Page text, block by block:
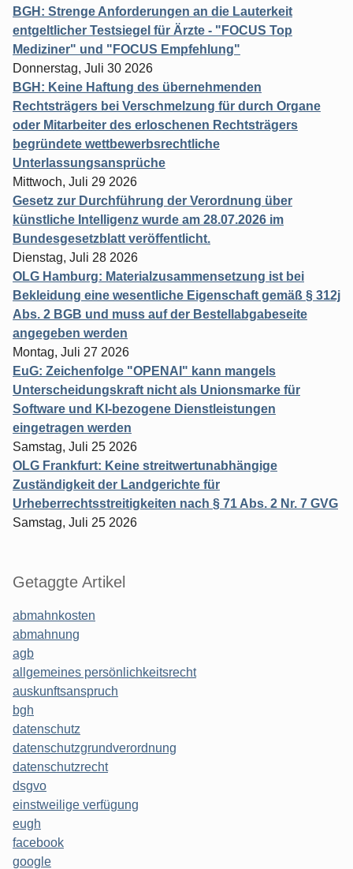
BGH: Strenge Anforderungen an die Lauterkeit
entgeltlicher Testsiegel für Ärzte - "FOCUS Top
Mediziner" und "FOCUS Empfehlung"
Donnerstag, Juli 30 2026
BGH: Keine Haftung des übernehmenden
Rechtsträgers bei Verschmelzung für durch Organe
oder Mitarbeiter des erloschenen Rechtsträgers
begründete wettbewerbsrechtliche
Unterlassungsansprüche
Mittwoch, Juli 29 2026
Gesetz zur Durchführung der Verordnung über
künstliche Intelligenz wurde am 28.07.2026 im
Bundesgesetzblatt veröffentlicht.
Dienstag, Juli 28 2026
OLG Hamburg: Materialzusammensetzung ist bei
Bekleidung eine wesentliche Eigenschaft gemäß § 312j
Abs. 2 BGB und muss auf der Bestellabgabeseite
angegeben werden
Montag, Juli 27 2026
EuG: Zeichenfolge "OPENAI" kann mangels
Unterscheidungskraft nicht als Unionsmarke für
Software und KI-bezogene Dienstleistungen
eingetragen werden
Samstag, Juli 25 2026
OLG Frankfurt: Keine streitwertunabhängige
Zuständigkeit der Landgerichte für
Urheberrechtsstreitigkeiten nach § 71 Abs. 2 Nr. 7 GVG
Samstag, Juli 25 2026
Getaggte Artikel
abmahnkosten
abmahnung
agb
allgemeines persönlichkeitsrecht
auskunftsanspruch
bgh
datenschutz
datenschutzgrundverordnung
datenschutzrecht
dsgvo
einstweilige verfügung
eugh
facebook
google